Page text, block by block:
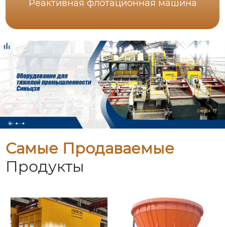
Реактивная флотационная машина
Самые Продаваемые
Продукты